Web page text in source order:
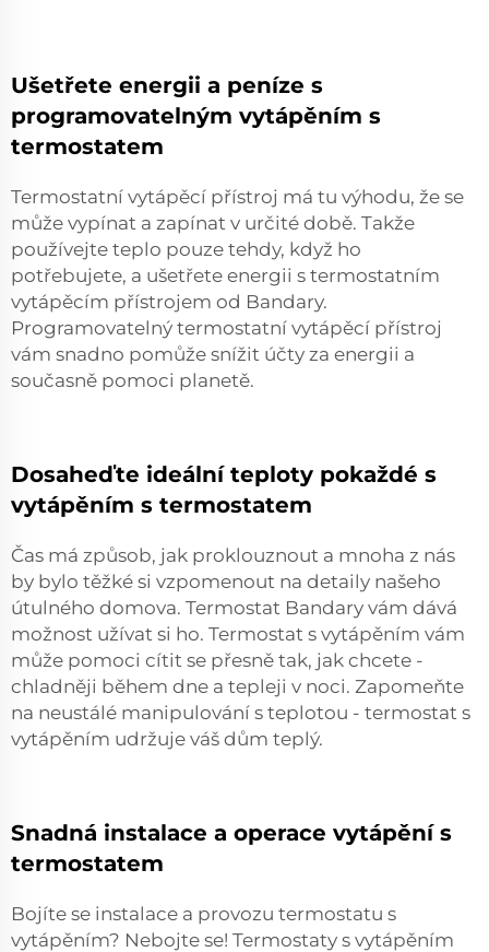
Ušetřete energii a peníze s
programovatelným vytápěním s
termostatem
Termostatní vytápěcí přístroj má tu výhodu, že se
může vypínat a zapínat v určité době. Takže
používejte teplo pouze tehdy, když ho
potřebujete, a ušetřete energii s termostatním
vytápěcím přístrojem od Bandary.
Programovatelný termostatní vytápěcí přístroj
vám snadno pomůže snížit účty za energii a
současně pomoci planetě.
Dosaheďte ideální teploty pokaždé s
vytápěním s termostatem
Čas má způsob, jak proklouznout a mnoha z nás
by bylo těžké si vzpomenout na detaily našeho
útulného domova. Termostat Bandary vám dává
možnost užívat si ho. Termostat s vytápěním vám
může pomoci cítit se přesně tak, jak chcete -
chladněji během dne a tepleji v noci. Zapomeňte
na neustálé manipulování s teplotou - termostat s
vytápěním udržuje váš dům teplý.
Snadná instalace a operace vytápění s
termostatem
Bojíte se instalace a provozu termostatu s
vytápěním? Nebojte se! Termostaty s vytápěním